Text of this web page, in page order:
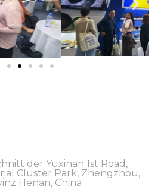
der Yuxinan 1st Road,
Cluster Park, Zhengzhou,
Henan, China